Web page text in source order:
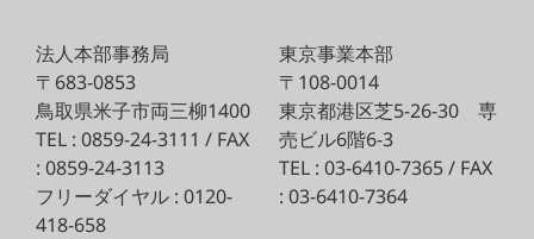
法人本部事務局
〒683-0853
鳥取県米子市両三柳1400
TEL : 0859-24-3111 / FAX
: 0859-24-3113
フリーダイヤル : 0120-
418-658
東京事業本部
〒108-0014
東京都港区芝5-26-30 専
売ビル6階6-3
TEL : 03-6410-7365 / FAX
: 03-6410-7364